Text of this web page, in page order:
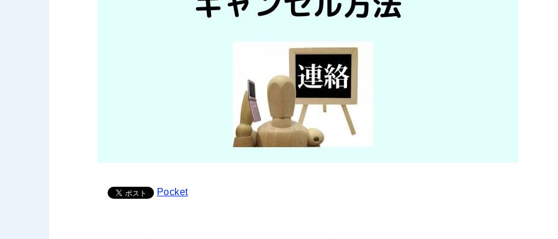
Pocket